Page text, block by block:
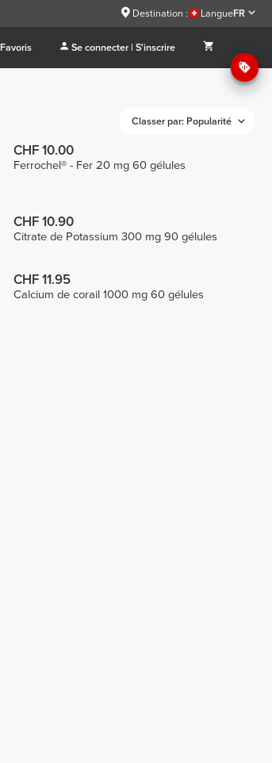
Destination : LangueFR
Favoris Se connecter | S'inscrire
Classer par: Popularité
CHF 10.00
Ferrochel® - Fer 20 mg 60 gélules
CHF 10.90
Citrate de Potassium 300 mg 90 gélules
CHF 11.95
Calcium de corail 1000 mg 60 gélules